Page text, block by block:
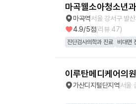
마곡웰소아청소년
마곡역서울 강서구 발
4.9/5점(리뷰 47)
진단검사의학과 진료 비대면
이루탄메디케어의원
가산디지털단지역서울